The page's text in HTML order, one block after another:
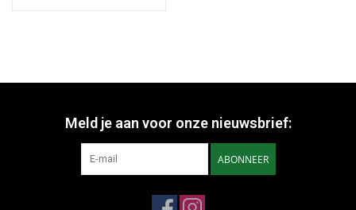
Meld je aan voor onze nieuwsbrief:
ABONNEER